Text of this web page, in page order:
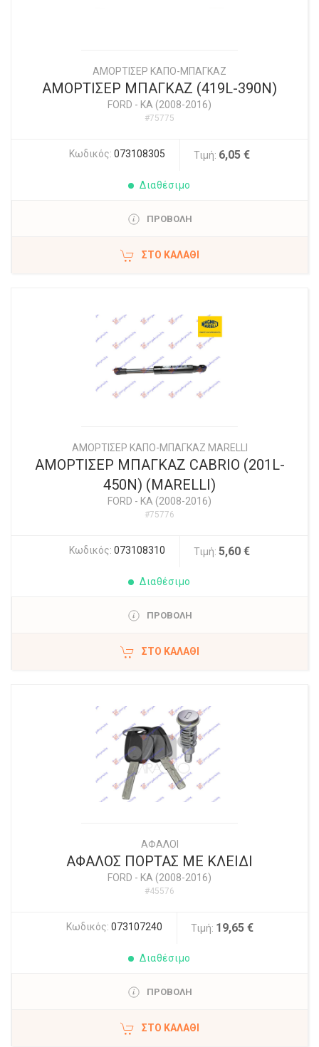
ΑΜΟΡΤΙΣΕΡ ΚΑΠΟ-ΜΠΑΓΚΑΖ
ΑΜΟΡΤΙΣΕΡ ΜΠΑΓΚΑΖ (419L-390N)
FORD - KA (2008-2016)
#75775
Κωδικός: 073108305 Τιμή: 6,05 €
Διαθέσιμο
ΠΡΟΒΟΛΗ
ΣΤΟ ΚΑΛΆΘΙ
ΑΜΟΡΤΙΣΕΡ ΚΑΠΟ-ΜΠΑΓΚΑΖ MARELLI
ΑΜΟΡΤΙΣΕΡ ΜΠΑΓΚΑΖ CABRIO (201L-
450N) (MARELLI)
FORD - KA (2008-2016)
#75776
Κωδικός: 073108310 Τιμή: 5,60 €
Διαθέσιμο
ΠΡΟΒΟΛΗ
ΣΤΟ ΚΑΛΆΘΙ
ΑΦΑΛΟΙ
ΑΦΑΛΟΣ ΠΟΡΤΑΣ ΜΕ ΚΛΕΙΔΙ
FORD - KA (2008-2016)
#45576
Κωδικός: 073107240 Τιμή: 19,65 €
Διαθέσιμο
ΠΡΟΒΟΛΗ
ΣΤΟ ΚΑΛΆΘΙ